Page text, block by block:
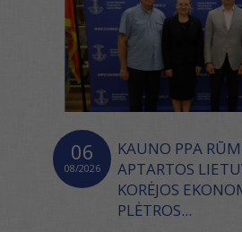
06
08/2026
KAUNO PPA
APTARTOS
KORĖJOS
PLĖTROS...